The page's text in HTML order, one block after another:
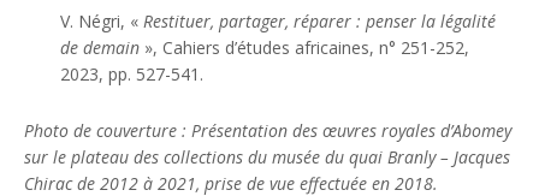
V. Négri, « Restituer, partager, réparer : penser la légalité
de demain », Cahiers d’études africaines, n° 251-252,
2023, pp. 527-541.
Photo de couverture : Présentation des œuvres royales d’Abomey
sur le plateau des collections du musée du quai Branly – Jacques
Chirac de 2012 à 2021, prise de vue effectuée en 2018.